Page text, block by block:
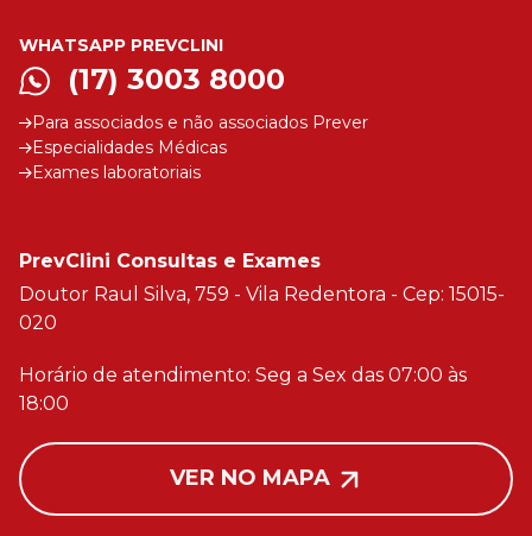
WHATSAPP PREVCLINI
(17) 3003 8000
Para associados e não associados Prever
Especialidades Médicas
Exames laboratoriais
PrevClini Consultas e Exames
Doutor Raul Silva, 759 - Vila Redentora - Cep: 15015-
020
Horário de atendimento: Seg a Sex das 07:00 às
18:00
VER NO MAPA